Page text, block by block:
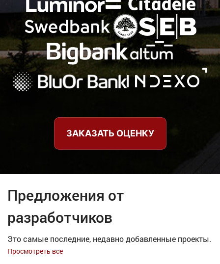
ЗАКАЗАТЬ ОЦЕНКУ
Предложения от
разработчиков
Это самые последние, недавно добавленные проекты.
Просмотреть все